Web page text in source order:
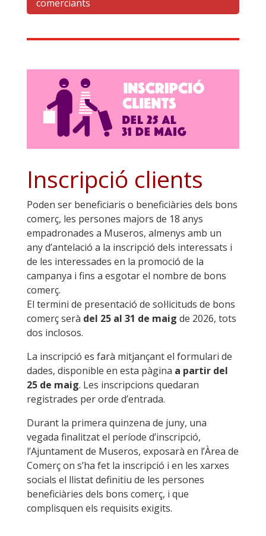
comerciants
Inscripció clients
Poden ser beneficiaris o beneficiàries dels bons
comerç, les persones majors de 18 anys
empadronades a Museros, almenys amb un
any d’antelació a la inscripció dels interessats i
de les interessades en la promoció de la
campanya i fins a esgotar el nombre de bons
comerç.
El termini de presentació de sol·licituds de bons
comerç serà del 25 al 31 de maig de 2026, tots
dos inclosos.
La inscripció es farà mitjançant el formulari de
dades, disponible en esta pàgina a partir del
25 de maig. Les inscripcions quedaran
registrades per orde d’entrada.
Durant la primera quinzena de juny, una
vegada finalitzat el període d’inscripció,
l’Ajuntament de Museros, exposarà en l’Àrea de
Comerç on s’ha fet la inscripció i en les xarxes
socials el llistat definitiu de les persones
beneficiàries dels bons comerç, i que
complisquen els requisits exigits.